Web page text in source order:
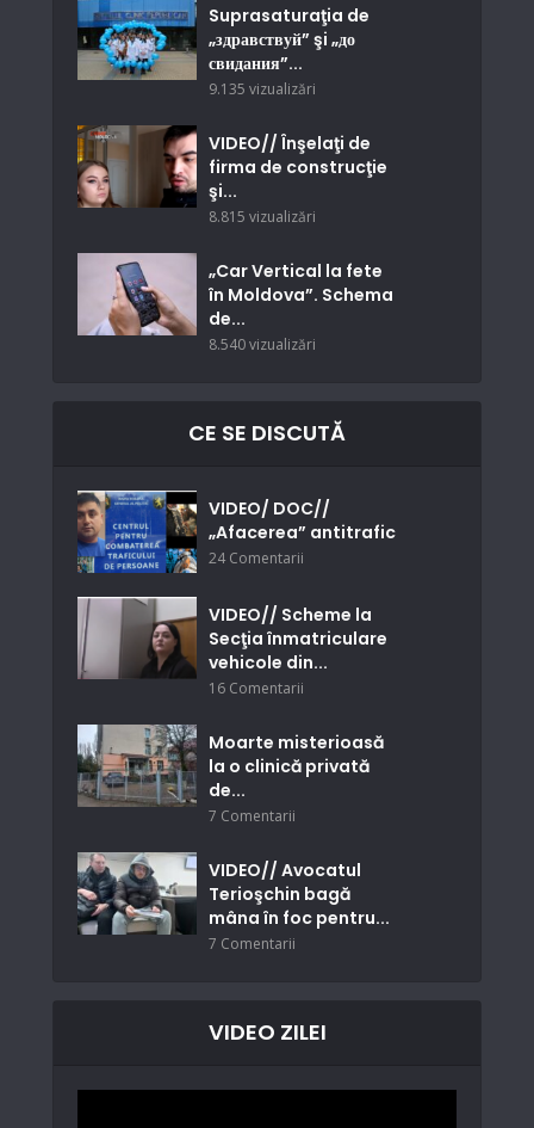
Suprasaturaţia de
„здравствуй” şi „до
свидания”...
9.135 vizualizări
VIDEO// Înşelaţi de
firma de construcţie
şi...
8.815 vizualizări
„Car Vertical la fete
în Moldova”. Schema
de...
8.540 vizualizări
CE SE DISCUTĂ
VIDEO/ DOC//
„Afacerea” antitrafic
24 Comentarii
VIDEO// Scheme la
Secţia înmatriculare
vehicole din...
16 Comentarii
Moarte misterioasă
la o clinică privată
de...
7 Comentarii
VIDEO// Avocatul
Terioşchin bagă
mâna în foc pentru...
7 Comentarii
VIDEO ZILEI